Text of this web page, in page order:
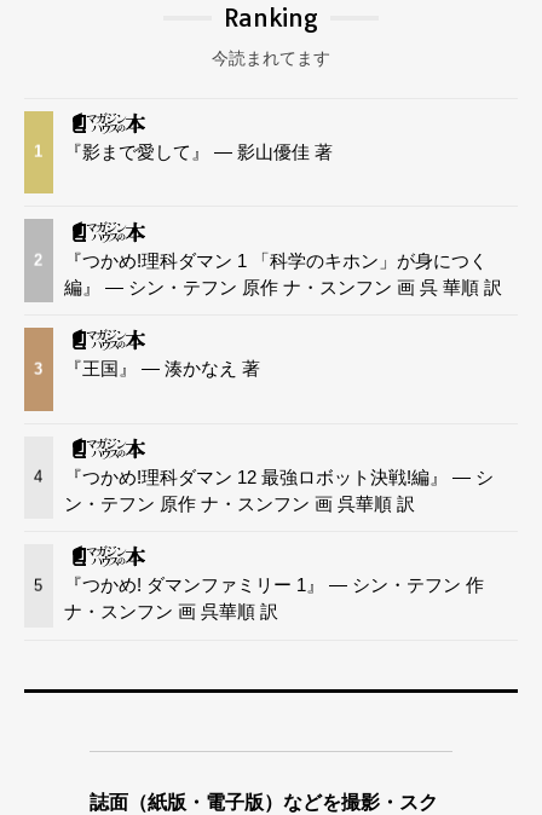
Ranking
今読まれてます
1 『影まで愛して』 — 影山優佳 著
2
『つかめ!理科ダマン 1 「科学のキホン」が身につく
編』 — シン・テフン 原作 ナ・スンフン 画 呉 華順 訳
3 『王国』 — 湊かなえ 著
4
『つかめ!理科ダマン 12 最強ロボット決戦!編』 — シ
ン・テフン 原作 ナ・スンフン 画 呉華順 訳
5
『つかめ! ダマンファミリー 1』 — シン・テフン 作
ナ・スンフン 画 呉華順 訳
誌面（紙版・電子版）などを撮影・スク